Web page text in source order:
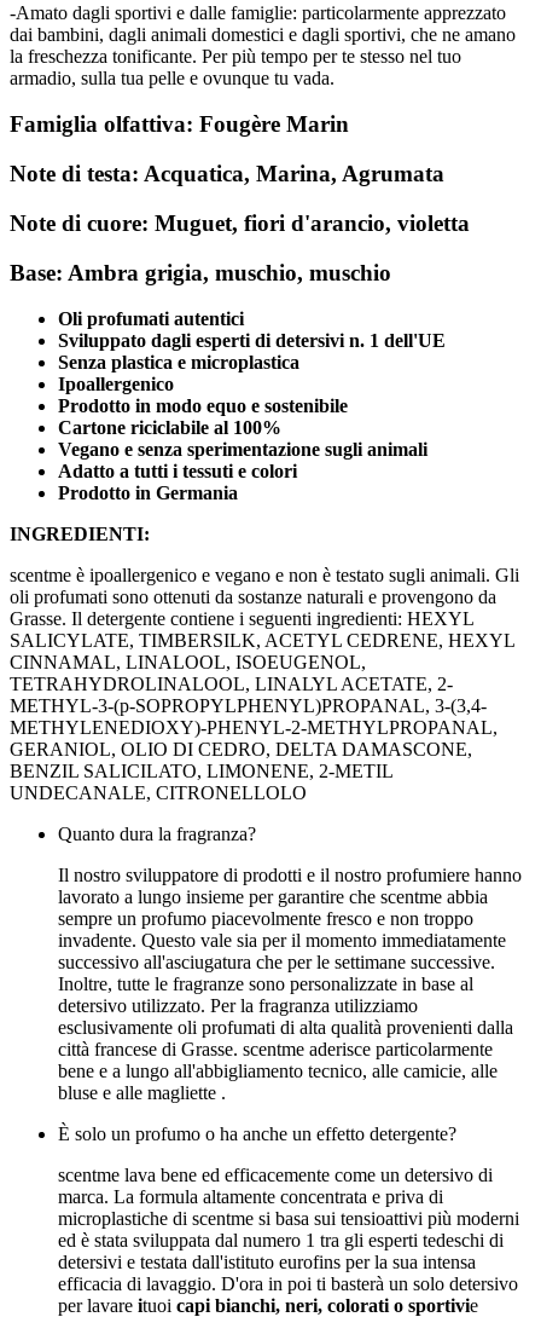
-Amato dagli sportivi e dalle famiglie: particolarmente apprezzato
dai bambini, dagli animali domestici e dagli sportivi, che ne amano
la freschezza tonificante. Perpiù tempo per te stesso nel tuo
armadio, sulla tua pelle e ovunque tu vada.
Famiglia olfattiva: Fougère Marin
Note di testa: Acquatica, Marina, Agrumata
Note di cuore: Muguet, fiori d'arancio, violetta
Base: Ambra grigia, muschio, muschio
Oli profumati autentici
Sviluppato dagli esperti di detersivi n. 1 dell'UE
Senza plastica e microplastica
Ipoallergenico
Prodotto in modo equo e sostenibile
Cartone riciclabile al 100%
Vegano e senza sperimentazione sugli animali
Adatto a tutti i tessuti e colori
Prodotto in Germania
INGREDIENTI:
scentme è ipoallergenico e vegano e non è testato sugli animali. Gli
oli profumati sono ottenuti da sostanze naturali e provengono da
Grasse. Il detergente contiene i seguenti ingredienti: HEXYL
SALICYLATE, TIMBERSILK, ACETYL CEDRENE, HEXYL
CINNAMAL, LINALOOL, ISOEUGENOL,
TETRAHYDROLINALOOL, LINALYL ACETATE, 2-
METHYL-3-(p-SOPROPYLPHENYL)PROPANAL, 3-(3,4-
METHYLENEDIOXY)-PHENYL-2-METHYLPROPANAL,
GERANIOL, OLIO DI CEDRO, DELTA DAMASCONE,
BENZIL SALICILATO, LIMONENE, 2-METIL
UNDECANALE, CITRONELLOLO
Quanto dura la fragranza?
Il nostro sviluppatore di prodotti e il nostro profumiere hanno
lavorato a lungo insieme per garantire che scentme abbia
sempre un profumo piacevolmente fresco e non troppo
invadente. Questo vale sia per il momento immediatamente
successivo all'asciugatura che per le settimane successive.
Inoltre, tutte le fragranze sono personalizzate in base al
detersivo utilizzato. Per la fragranza utilizziamo
esclusivamente oli profumati di alta qualità provenienti dalla
città francese di Grasse. scentme aderisce particolarmente
bene e a lungo all'abbigliamento tecnico, alle camicie, alle
bluse e alle magliette .
È solo un profumo o ha anche un effetto detergente?
scentme lava bene ed efficacemente come un detersivo di
marca. La formula altamente concentrata e priva di
microplastiche di scentme si basa sui tensioattivi più moderni
ed è stata sviluppata dal numero 1 tra gli esperti tedeschi di
detersivi e testata dall'istituto eurofins per la sua intensa
efficacia di lavaggio. D'ora in poi ti basterà un solo detersivo
per lavare ituoi capi bianchi, neri, colorati o sportivie